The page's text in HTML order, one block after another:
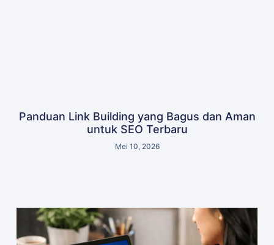
Panduan Link Building yang Bagus dan Aman
untuk SEO Terbaru
Mei 10, 2026